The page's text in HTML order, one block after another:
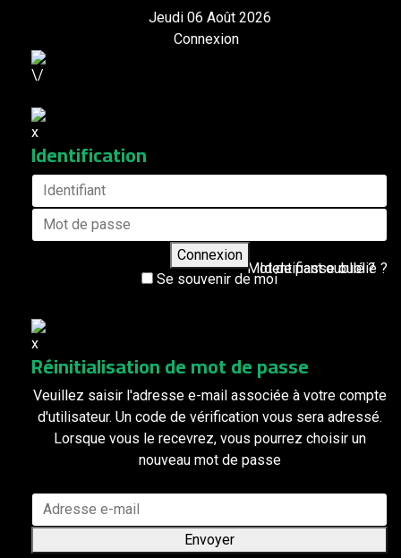
Jeudi 06 Août 2026
Connexion
Identification
Connexion
Se souvenir de moi
Mot de passe oublié ?
Identifiant oublié ?
Réinitialisation de mot de passe
Veuillez saisir l'adresse e-mail associée à votre compte
d'utilisateur. Un code de vérification vous sera adressé.
Lorsque vous le recevrez, vous pourrez choisir un
nouveau mot de passe
Envoyer